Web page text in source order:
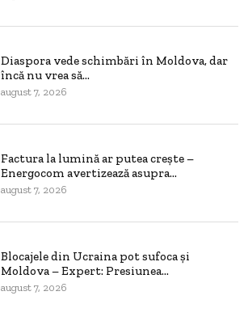
Diaspora vede schimbări în Moldova, dar
încă nu vrea să...
august 7, 2026
Factura la lumină ar putea crește –
Energocom avertizează asupra...
august 7, 2026
Blocajele din Ucraina pot sufoca și
Moldova – Expert: Presiunea...
august 7, 2026